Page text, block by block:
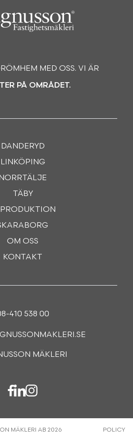
MED OSS. VI ÄR
PÅ OMRÅDET.
DANDERYD
LINKÖPING
TÄBY
OM OSS
KONTAKT
410 538 00
MÄKLERI
MÄKLERI AB 2026 POLICY